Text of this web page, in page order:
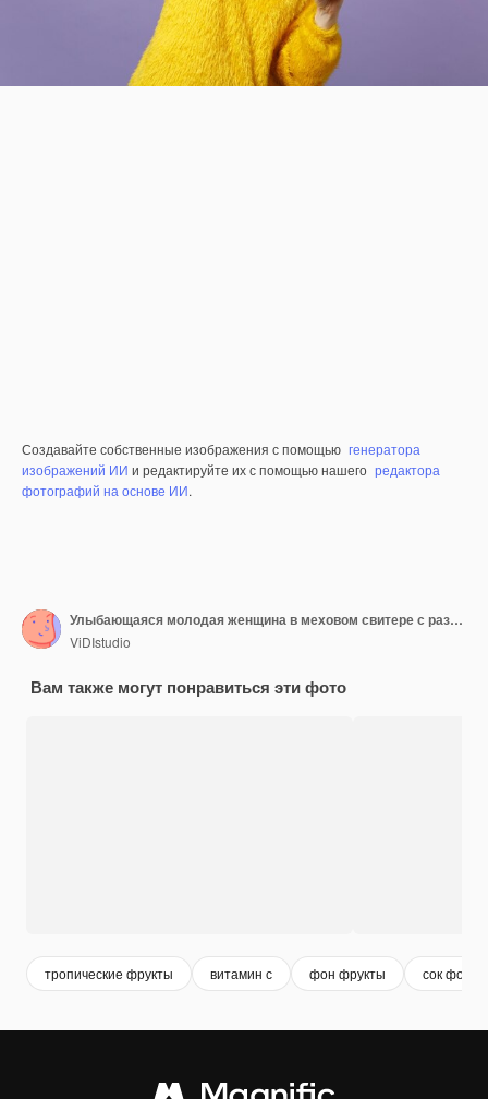
Создавайте собственные изображения с помощью генератора
изображений ИИ и редактируйте их с помощью нашего редактора
фотографий на основе ИИ.
Улыбающаяся молодая женщина в меховом свитере с развевающимися волосами держит половинки свежих спелых апельсиновых фруктов, изолированных на фиолетовом пастельном фоне. Люди ведут яркий образ жизни, расслабляют концепцию отдыха. Скопируйте пространство для копирования.
ViDIstudio
Вам также могут понравиться эти фото
тропические фрукты витамин с фон фрукты сок фон